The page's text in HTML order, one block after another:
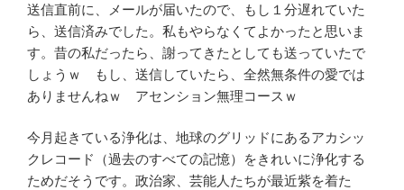
送信直前に、メールが届いたので、もし１分遅れていた
ら、送信済みでした。私もやらなくてよかったと思いま
す。昔の私だったら、謝ってきたとしても送っていたで
しょうｗ もし、送信していたら、全然無条件の愛では
ありませんねｗ アセンション無理コースｗ
今月起きている浄化は、地球のグリッドにあるアカシッ
クレコード（過去のすべての記憶）をきれいに浄化する
ためだそうです。政治家、芸能人たちが最近紫を着た